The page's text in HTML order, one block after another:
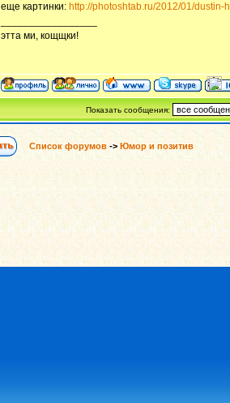
еще картинки: http://photoshtab.ru/2012/01/dustin-
этта ми, кощщки!
Показать сообщения:
Список форумов -> Юмор и позитив